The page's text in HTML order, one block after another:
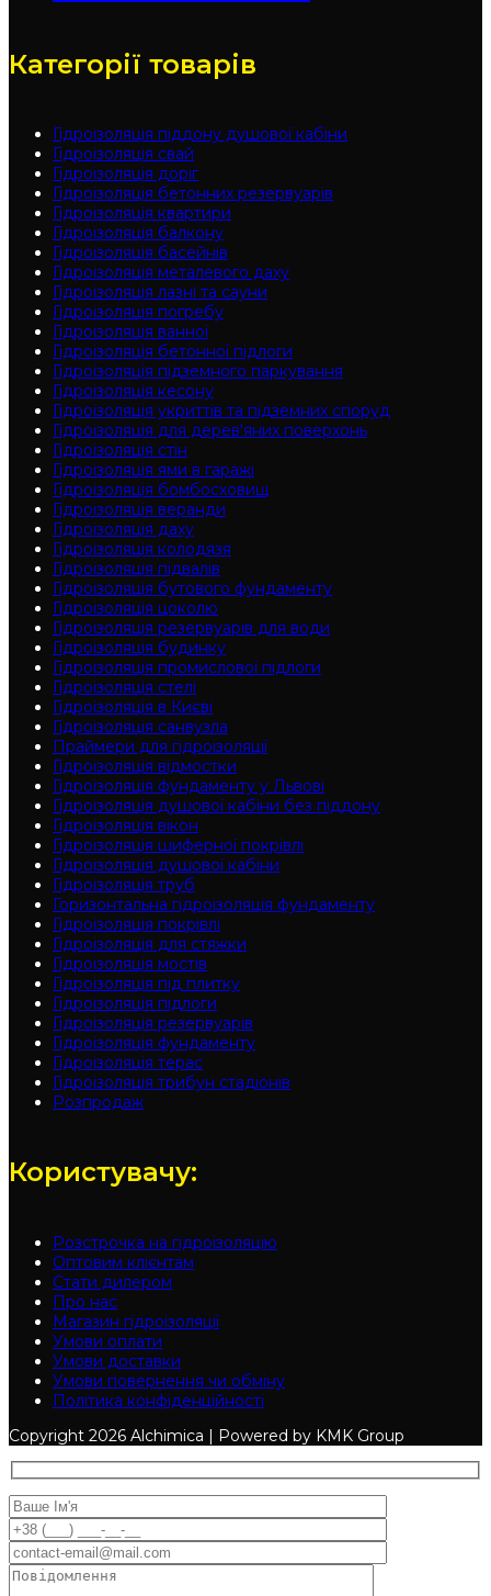
Категорії товарів
Гідроізоляція піддону душової кабіни
Гідроізоляція свай
Гідроізоляція доріг
Гідроізоляція бетонних резервуарів
Гідроізоляція квартири
Гідроізоляція балкону
Гідроізоляція басейнів
Гідроізоляція металевого даху
Гідроізоляція лазні та сауни
Гідроізоляція погребу
Гідроізоляція ванної
Гідроізоляція бетонної підлоги
Гідроізоляція підземного паркування
Гідроізоляція кесону
Гідроізоляція укриттів та підземних споруд
Гідроізоляція для дерев'яних поверхонь
Гідроізоляція стін
Гідроізоляція ями в гаражі
Гідроізоляція бомбосховищ
Гідроізоляція веранди
Гідроізоляція даху
Гідроізоляція колодязя
Гідроізоляція підвалів
Гідроізоляція бутового фундаменту
Гідроізоляція цоколю
Гідроізоляція резервуарів для води
Гідроізоляція будинку
Гідроізоляція промислової підлоги
Гідроізоляція cтелі
Гідроізоляція в Києві
Гідроізоляція санвузла
Праймери для гідроізоляції
Гідроізоляція відмостки
Гідроізоляція фундаменту у Львові
Гідроізоляція душової кабіни без піддону
Гідроізоляція вікон
Гідроізоляція шиферної покрівлі
Гідроізоляція душової кабіни
Гідроізоляція труб
Горизонтальна гідроізоляція фундаменту
Гідроізоляція покрівлі
Гідроізоляція для стяжки
Гідроізоляція мостів
Гідроізоляція під плитку
Гідроізоляція підлоги
Гідроізоляція резервуарів
Гідроізоляція фундаменту
Гідроізоляція терас
Гідроізоляція трибун стадіонів
Розпродаж
Користувачу:
Розстрочка на гідроізоляцію
Оптовим клієнтам
Стати дилером
Про нас
Магазин гідроізоляції
Умови оплати
Умови доставки
Умови повернення чи обміну
Політика конфіденційності
Copyright 2026 Alchimica | Powered by KMK Group